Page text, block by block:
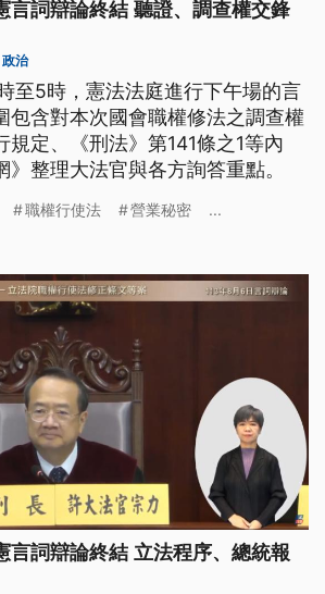
言詞辯論終結 聽證、調查權交鋒
政治
至5時，憲法法庭進行下午場的言
包含對本次國會職權修法之調查權
規定、《刑法》第141條之1等內
整理大法官與各方詢答重點。
職權行使法 營業秘密 ...
言詞辯論終結 立法程序、總統報